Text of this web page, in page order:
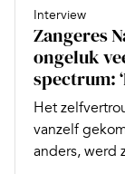
Interview
Zangeres
ongeluk
spectrum:
Het
vanzelf
anders, werd